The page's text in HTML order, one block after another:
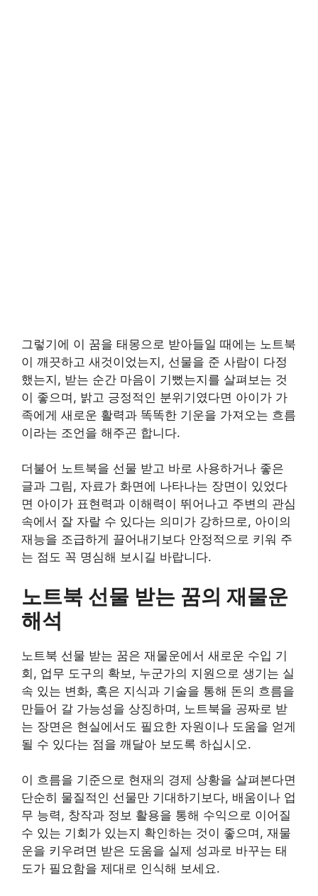
그렇기에 이 꿈을 태몽으로 받아들일 때에는 노트북
이 깨끗하고 새것이었는지, 선물을 준 사람이 다정
했는지, 받는 순간 마음이 기뻤는지를 살펴보는 것
이 좋으며, 밝고 긍정적인 분위기였다면 아이가 가
족에게 새로운 활력과 똑똑한 기운을 가져오는 흐름
이라는 조언을 해주곤 합니다.
더불어 노트북을 선물 받고 바로 사용하거나 좋은
글과 그림, 자료가 화면에 나타나는 장면이 있었다
면 아이가 표현력과 이해력이 뛰어나고 주변의 관심
속에서 잘 자랄 수 있다는 의미가 강하므로, 아이의
재능을 조급하게 끌어내기보다 안정적으로 키워 주
는 점도 꼭 명심해 보시길 바랍니다.
노트북 선물 받는 꿈의 재물운
해석
노트북 선물 받는 꿈은 재물운에서 새로운 수입 기
회, 업무 도구의 확보, 누군가의 지원으로 생기는 실
속 있는 변화, 혹은 지식과 기술을 통해 돈의 흐름을
만들어 갈 가능성을 상징하며, 노트북을 공짜로 받
는 장면은 현실에서도 필요한 자원이나 도움을 얻게
될 수 있다는 점을 깨달아 보도록 하십시오.
이 흐름을 기준으로 현재의 경제 상황을 살펴본다면
단순히 물질적인 선물만 기대하기보다, 배움이나 업
무 능력, 창작과 정보 활용을 통해 수익으로 이어질
수 있는 기회가 있는지 확인하는 것이 좋으며, 재물
운을 키우려면 받은 도움을 실제 성과로 바꾸는 태
도가 필요함을 제대로 인식해 보세요.